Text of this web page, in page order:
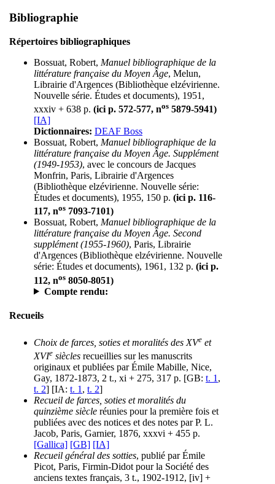
Bibliographie
Répertoires bibliographiques
Bossuat, Robert, Manuel bibliographique de la
littérature française du Moyen Âge, Melun,
Librairie d'Argences (Bibliothèque elzévirienne.
Nouvelle série. Études et documents), 1951,
xxxiv + 638 p. (ici p. 572-577, nos 5879-5941)
[IA]
Dictionnaires: DEAF Boss
Bossuat, Robert, Manuel bibliographique de la
littérature française du Moyen Âge. Supplément
(1949-1953), avec le concours de Jacques
Monfrin, Paris, Librairie d'Argences
(Bibliothèque elzévirienne. Nouvelle série:
Études et documents), 1955, 150 p. (ici p. 116-
117, nos 7093-7101)
Bossuat, Robert, Manuel bibliographique de la
littérature française du Moyen Âge. Second
supplément (1955-1960), Paris, Librairie
d'Argences (Bibliothèque elzévirienne. Nouvelle
série: Études et documents), 1961, 132 p. (ici p.
112, nos 8050-8051)
Compte rendu:
Recueils
Choix de farces, soties et moralités des XVe et
XVIe siècles recueillies sur les manuscrits
originaux et publiées par Émile Mabille, Nice,
Gay, 1872-1873, 2 t., xi + 275, 317 p. [GB: t. 1 ,
t. 2] [IA: t. 1 , t. 2]
Recueil de farces, soties et moralités du
quinzième siècle réunies pour la première fois et
publiées avec des notices et des notes par P. L.
Jacob, Paris, Garnier, 1876, xxxvi + 455 p.
[Gallica] [GB] [IA]
Recueil général des sotties, publié par Émile
Picot, Paris, Firmin-Didot pour la Société des
anciens textes français, 3 t., 1902-1912, [iv] +